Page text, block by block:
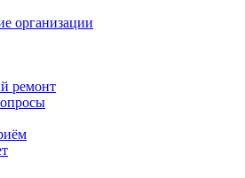
организации
ремонт